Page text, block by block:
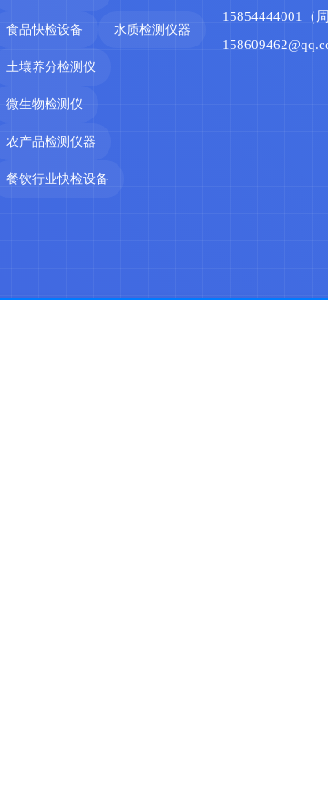
食品快检设备 水质检测仪器
土壤养分检测仪
微生物检测仪
农产品检测仪器
餐饮行业快检设备
15854444001（